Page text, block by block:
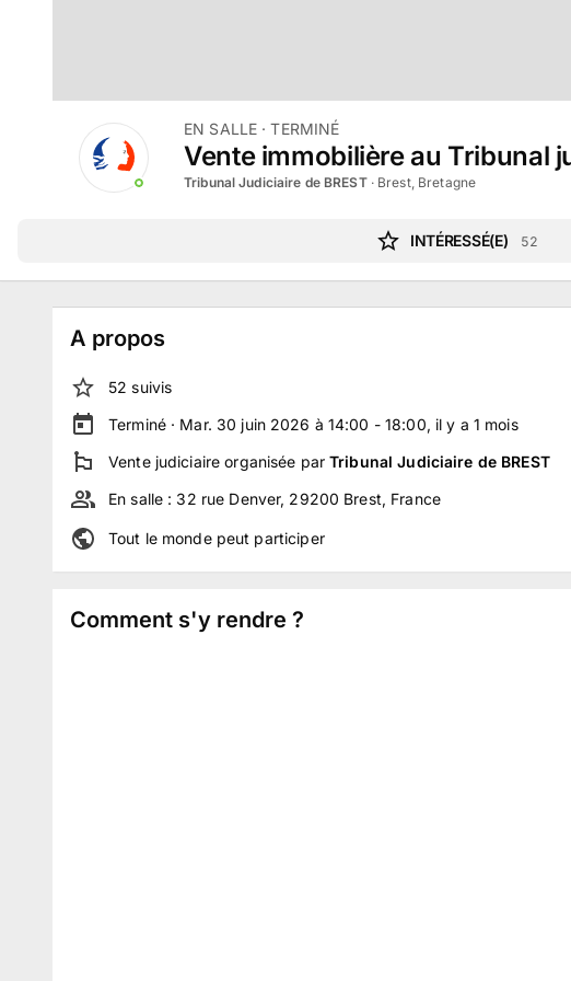
EN SALLE · TERMINÉ
Vente immobilière au Tribunal
Tribunal Judiciaire de BREST· Brest, Bretagne
INTÉRESSÉ(E) 52
A propos
52 suivis
Terminé · Mar. 30 juin 2026 à 14:00 - 18:00, il y a 1 mois
Vente judiciaire organisée parTribunal Judiciaire de BREST
En salle : 32 rue Denver, 29200 Brest, France
Tout le monde peut participer
Comment s'y rendre ?